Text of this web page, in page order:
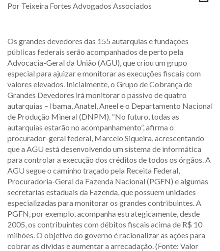
Por Teixeira Fortes Advogados Associados
Os grandes devedores das 155 autarquias e fundações
públicas federais serão acompanhados de perto pela
Advocacia-Geral da União (AGU), que criou um grupo
especial para ajuizar e monitorar as execuções fiscais com
valores elevados. Inicialmente, o Grupo de Cobrança de
Grandes Devedores irá monitorar o passivo de quatro
autarquias – Ibama, Anatel, Aneel e o Departamento Nacional
de Produção Mineral (DNPM). “No futuro, todas as
autarquias estarão no acompanhamento”, afirma o
procurador-geral federal, Marcelo Siqueira, acrescentando
que a AGU está desenvolvendo um sistema de informática
para controlar a execução dos créditos de todos os órgãos. A
AGU segue o caminho traçado pela Receita Federal,
Procuradoria-Geral da Fazenda Nacional (PGFN) e algumas
secretarias estaduais da Fazenda, que possuem unidades
especializadas para monitorar os grandes contribuintes. A
PGFN, por exemplo, acompanha estrategicamente, desde
2005, os contribuintes com débitos fiscais acima de R$ 10
milhões. O objetivo do governo é racionalizar as ações para
cobrar as dívidas e aumentar a arrecadação. (Fonte: Valor